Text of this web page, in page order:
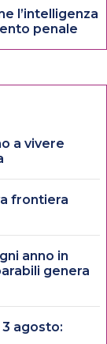
l’intelligenza
penale
a vivere
frontiera
anno in
genera
agosto: